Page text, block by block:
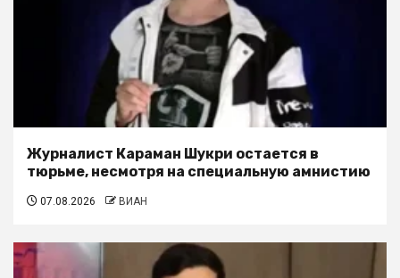
Журналист Караман Шукри остается в
тюрьме, несмотря на специальную амнистию
07.08.2026 ВИАН